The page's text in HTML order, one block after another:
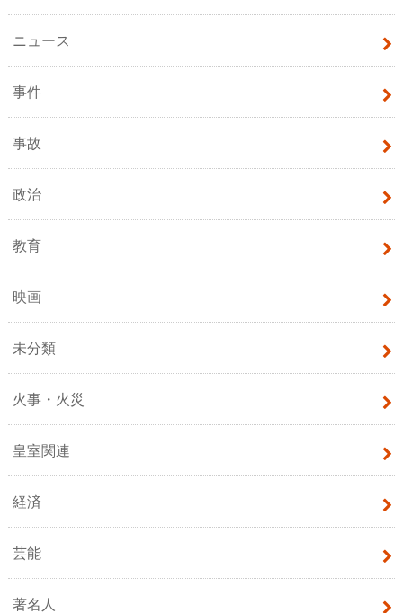
ニュース
事件
事故
政治
教育
映画
未分類
火事・火災
皇室関連
経済
芸能
著名人